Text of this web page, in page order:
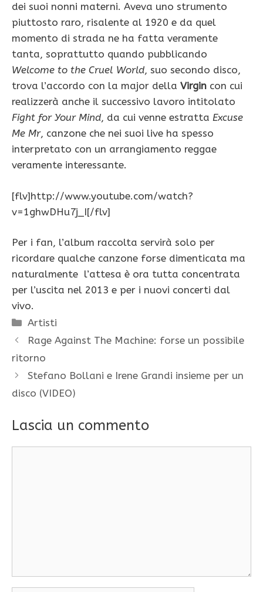
dei suoi nonni materni. Aveva uno strumento
piuttosto raro, risalente al 1920 e da quel
momento di strada ne ha fatta veramente
tanta, soprattutto quando pubblicando
Welcome to the Cruel World, suo secondo disco,
trova l’accordo con la major della Virgin con cui
realizzerà anche il successivo lavoro intitolato
Fight for Your Mind, da cui venne estratta Excuse
Me Mr, canzone che nei suoi live ha spesso
interpretato con un arrangiamento reggae
veramente interessante.
[flv]http://www.youtube.com/watch?
v=1ghwDHu7j_I[/flv]
Per i fan, l’album raccolta servirà solo per
ricordare qualche canzone forse dimenticata ma
naturalmente l’attesa è ora tutta concentrata
per l’uscita nel 2013 e per i nuovi concerti dal
vivo.
Categorie
Artisti
Rage Against The Machine: forse un possibile
ritorno
Stefano Bollani e Irene Grandi insieme per un
disco (VIDEO)
Lascia un commento